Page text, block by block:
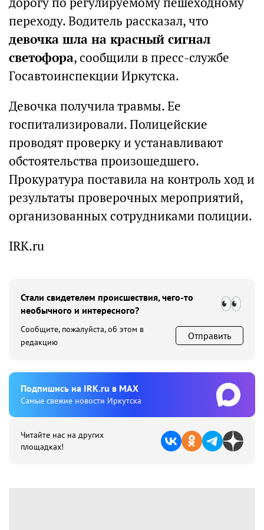
переходу. Водитель рассказал, что
девочка шла на красный сигнал
светофора, сообщили в пресс-службе
Госавтоинспекции Иркутска.
Девочка получила травмы. Ее
госпитализировали. Полицейские
проводят проверку и устанавливают
обстоятельства произошедшего.
Прокуратура поставила на контроль ход и
результаты проверочных мероприятий,
организованных сотрудниками полиции.
IRK.ru
Стали свидетелем происшествия, чего-то
необычного и интересного?
Сообщите, пожалуйста, об этом в
редакцию
Отправить
Подпишиcь на IRK.ru в MAX
Cамые свежие новости Иркутска
Читайте нас на других
площадках!